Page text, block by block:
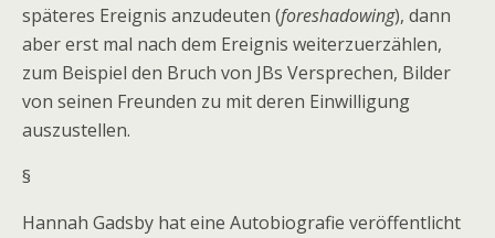
späteres Ereignis anzudeuten (foreshadowing), dann
aber erst mal nach dem Ereignis weiterzuerzählen,
zum Beispiel den Bruch von JBs Versprechen, Bilder
von seinen Freunden zu mit deren Einwilligung
auszustellen.
§
Hannah Gadsby hat eine Autobiografie veröffentlicht